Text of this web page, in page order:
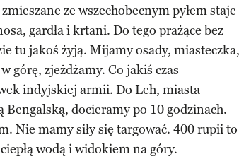
ze wszechobecnym pyłem staje
gardła i krtani. Do tego prażące bez
tu jakoś żyją. Mijamy osady, miasteczka,
górę, zjeżdżamy. Co jakiś czas
indyjskiej armii. Do Leh, miasta
Bengalską, docieramy po 10 godzinach.
Nie mamy siły się targować. 400 rupii to
wodą i widokiem na góry.